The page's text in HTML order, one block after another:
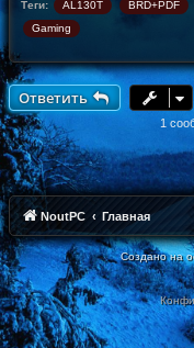
Теги: AL130T BRD+PDF
Gaming
Ответить
1
NoutPC Главная
Создано на